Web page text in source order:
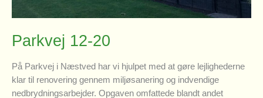
Parkvej 12-20
På Parkvej i Næstved har vi hjulpet med at gøre lejlighederne
klar til renovering gennem miljøsanering og indvendige
nedbrydningsarbejder. Opgaven omfattede blandt andet